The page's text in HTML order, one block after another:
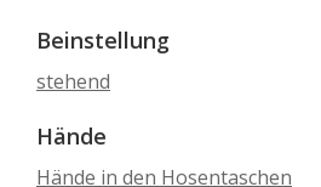
Beinstellung
stehend
Hände
Hände in den Hosentaschen